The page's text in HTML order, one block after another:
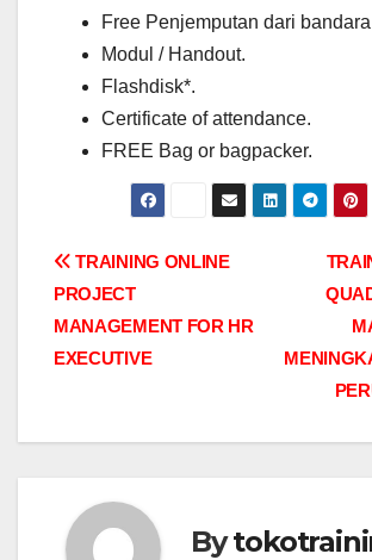
Free Penjemputan dari
Modul / Handout.
Flashdisk*.
Certificate of attendance.
FREE Bag or bagpacker.
Post
navigation
TRAINING ONLINE
PROJECT
MANAGEMENT FOR HR
EXECUTIVE
By